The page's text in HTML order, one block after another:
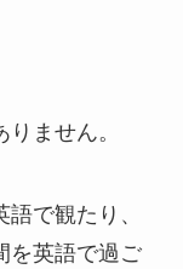
ません。
で観たり、
を英語で過ご